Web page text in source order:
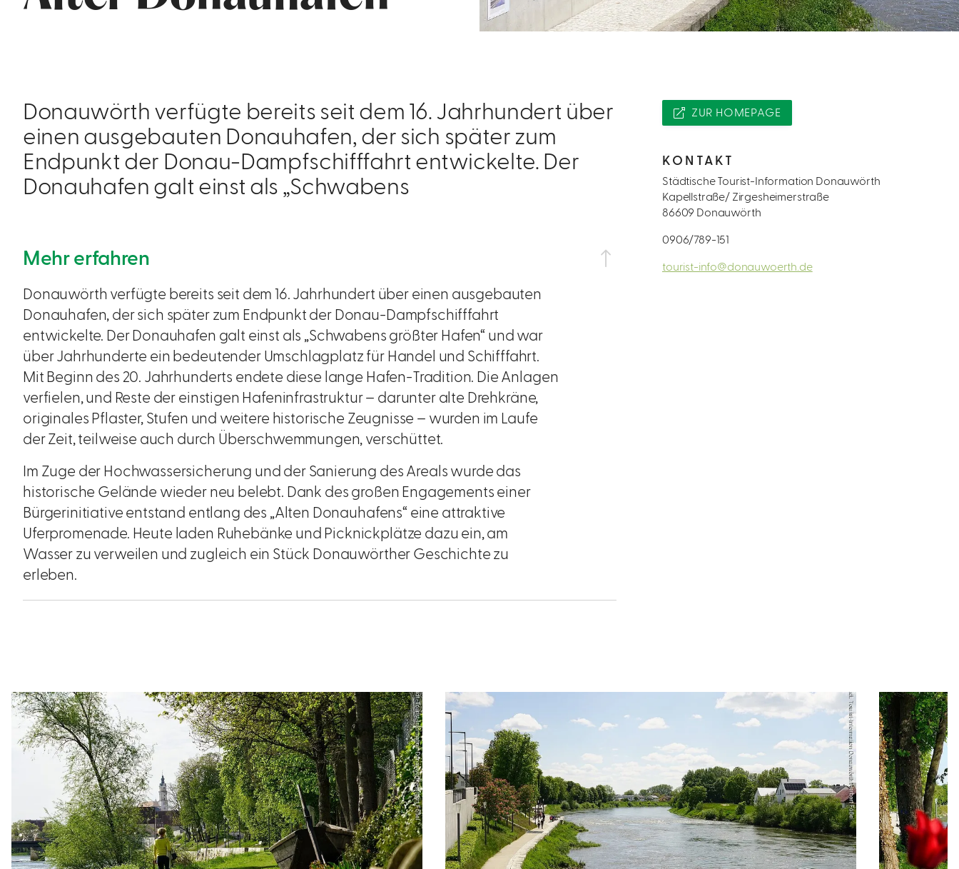
Donauwörth verfügte bereits seit dem 16. Jahrhundert über
einen ausgebauten Donauhafen, der sich später zum
Endpunkt der Donau-Dampfschifffahrt entwickelte. Der
Donauhafen galt einst als „Schwabens
Mehr erfahren
Donauwörth verfügte bereits seit dem 16. Jahrhundert über einen ausgebauten
Donauhafen, der sich später zum Endpunkt der Donau-Dampfschifffahrt
entwickelte. Der Donauhafen galt einst als „Schwabens größter Hafen“ und war
über Jahrhunderte ein bedeutender Umschlagplatz für Handel und Schifffahrt.
Mit Beginn des 20. Jahrhunderts endete diese lange Hafen-Tradition. Die Anlagen
verfielen, und Reste der einstigen Hafeninfrastruktur – darunter alte Drehkräne,
originales Pflaster, Stufen und weitere historische Zeugnisse – wurden im Laufe
der Zeit, teilweise auch durch Überschwemmungen, verschüttet.
Im Zuge der Hochwassersicherung und der Sanierung des Areals wurde das
historische Gelände wieder neu belebt. Dank des großen Engagements einer
Bürgerinitiative entstand entlang des „Alten Donauhafens“ eine attraktive
Uferpromenade. Heute laden Ruhebänke und Picknickplätze dazu ein, am
Wasser zu verweilen und zugleich ein Stück Donauwörther Geschichte zu
erleben.
ZUR HOMEPAGE
KONTAKT
Städtische Tourist-Information Donauwörth
Kapellstraße/ Zirgesheimerstraße
86609 Donauwörth
0906/789-151
tourist-info@donauwoerth.de